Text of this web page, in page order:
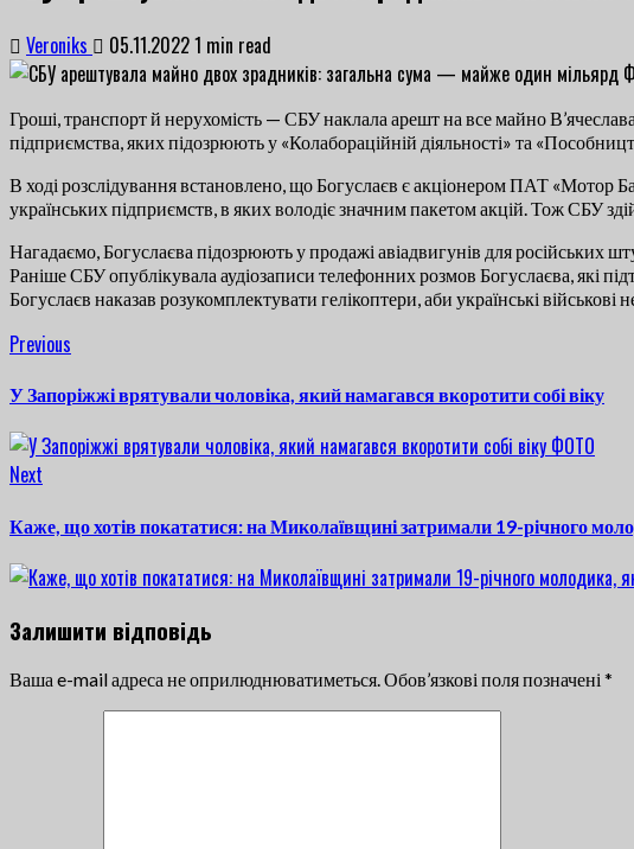
Veroniks 05.11.20221 min read
Гроші, транспорт й нерухомість — СБУ наклала арешт на все майно
підприємства, яких підозрюють у «Колабораційній діяльності» та
В ході розслідування встановлено, що Богуслаєв є акціонером ПАТ «Мотор
українських підприємств, в яких володіє значним пакетом акцій. Тож СБУ
Нагадаємо, Богуслаєва підозрюють у продажі авіадвигунів для російських
Раніше СБУ опублікувала аудіозаписи телефонних розмов Богуслаєва, які
Богуслаєв наказав розукомплектувати гелікоптери, аби українські
Continue
Reading
Previous
У Запоріжжі врятували чоловіка, який намагався вкоротити собі віку
Next
Каже, що хотів покататися: на Миколаївщині затримали 19-річного
Залишити відповідь
Ваша e-mail адреса не оприлюднюватиметься.Обов’язкові поля позначені *